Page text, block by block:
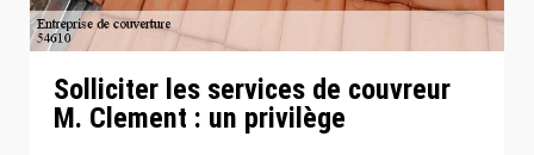
Solliciter les services de couvreur
M. Clement : un privilège